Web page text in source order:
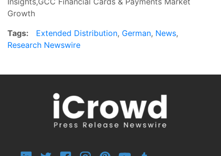
Growth
Tags:
Extended Distribution, German, News,
Research Newswire